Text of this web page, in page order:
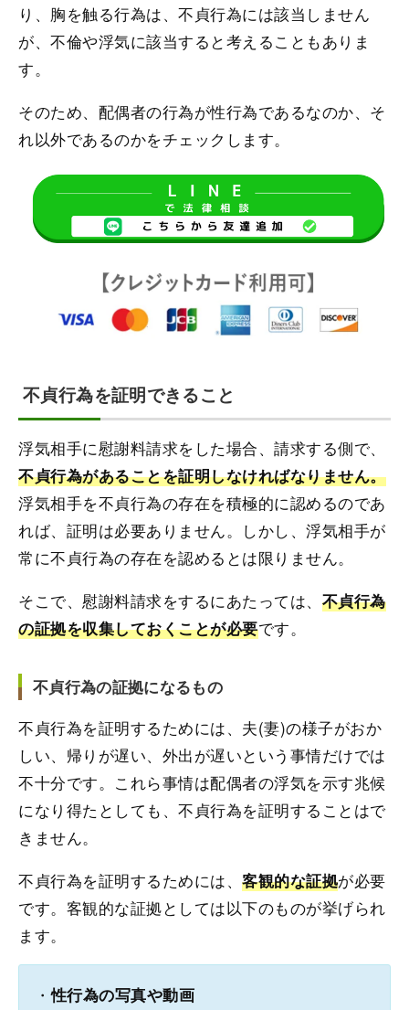
り、胸を触る行為は、不貞行為には該当しません
が、不倫や浮気に該当すると考えることもありま
す。
そのため、配偶者の行為が性行為であるなのか、そ
れ以外であるのかをチェックします。
不貞行為を証明できること
浮気相手に慰謝料請求をした場合、請求する側で、
不貞行為があることを証明しなければなりません。
浮気相手を不貞行為の存在を積極的に認めるのであ
れば、証明は必要ありません。しかし、浮気相手が
常に不貞行為の存在を認めるとは限りません。
そこで、慰謝料請求をするにあたっては、 不貞行為
の証拠を収集しておくことが必要です。
不貞行為の証拠になるもの
不貞行為を証明するためには、夫(妻)の様子がおか
しい、帰りが遅い、外出が遅いという事情だけでは
不十分です。これら事情は配偶者の浮気を示す兆候
になり得たとしても、不貞行為を証明することはで
きません。
不貞行為を証明するためには、客観的な証拠が必要
です。客観的な証拠としては以下のものが挙げられ
ます。
・性行為の写真や動画